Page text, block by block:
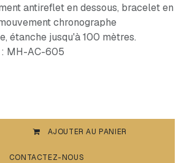
antireflet en dessous, bracelet en
chronographe
étanche jusqu'à 100 mètres.
: MH-AC-605
AJOUTER AU PANIER
CONTACTEZ-NOUS